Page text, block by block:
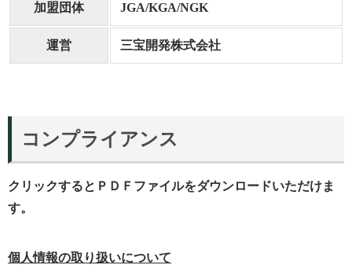
加盟団体 JGA/KGA/NGK
運営 三宝開発株式会社
コンプライアンス
クリックするとＰＤＦファイルをダウンロードいただけま
す。
個人情報の取り扱いについて